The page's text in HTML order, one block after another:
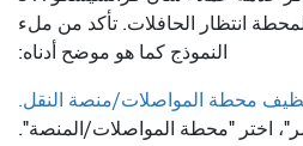
انتظار الحافلات. تأكد من ملء
النموذج كما هو موضح أدناه:
محطة المواصلات/منصة النقل.
اختر "محطة المواصلات/المنصة".